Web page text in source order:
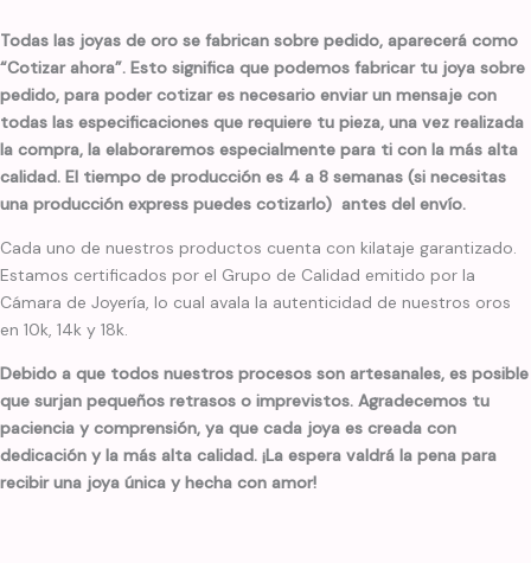
Todas las joyas de oro se fabrican sobre pedido, aparecerá como
“Cotizar ahora”. Esto significa que podemos fabricar tu joya sobre
pedido, para poder cotizar es necesario enviar un mensaje con
todas las especificaciones que requiere tu pieza, una vez realizada
la compra, la elaboraremos especialmente para ti con la más alta
calidad. El tiempo de producción es 4 a 8 semanas (si necesitas
una producción express puedes cotizarlo) antes del envío.
Cada uno de nuestros productos cuenta con kilataje garantizado.
Estamos certificados por el Grupo de Calidad emitido por la
Cámara de Joyería, lo cual avala la autenticidad de nuestros oros
en 10k, 14k y 18k.
Debido a que todos nuestros procesos son artesanales, es posible
que surjan pequeños retrasos o imprevistos. Agradecemos tu
paciencia y comprensión, ya que cada joya es creada con
dedicación y la más alta calidad. ¡La espera valdrá la pena para
recibir una joya única y hecha con amor!